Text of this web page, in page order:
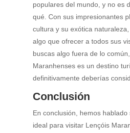
populares del mundo, y no es
qué. Con sus impresionantes
cultura y su exótica
algo que ofrecer a todos sus
buscas algo fuera de lo
Maranhenses es un destino
definitivamente deberías
Conclusión
En conclusión, hemos hablado
ideal para visitar Lençóis